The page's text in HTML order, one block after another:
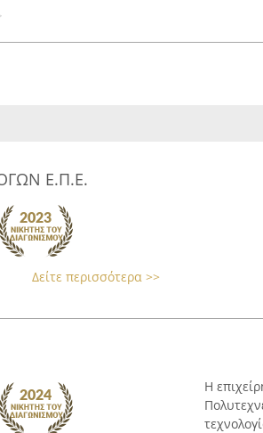
Ε.Π.Ε.
Δείτε περισσότερα >>
Η